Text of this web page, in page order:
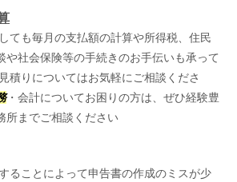
ても毎月の支払額の計算や所得税、住民
や社会保険等の手続きのお手伝いも承って
積りについてはお気軽にご相談くださ
・会計についてお困りの方は、ぜひ経験豊
所までご相談ください
ることによって申告書の作成のミスが少